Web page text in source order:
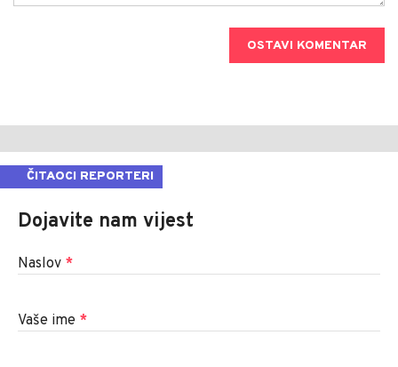
OSTAVI KOMENTAR
ČITAOCI REPORTERI
Dojavite nam vijest
Naslov *
Vaše ime *